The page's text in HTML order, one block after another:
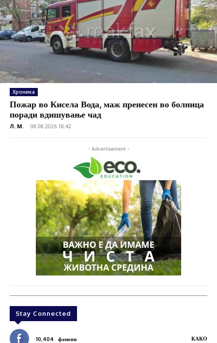
Хроника
Пожар во Кисела Вода, маж пренесен во болница
поради вдишување чад
Л. М. - 08.08.2026 18:42
- Advertisement -
Stay Connected
10,404 фанови КАКО